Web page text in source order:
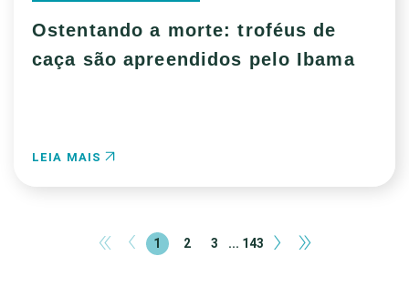
Ostentando a morte: troféus de
caça são apreendidos pelo Ibama
LEIA MAIS
« ‹ 1 2 3 ... 143 › »